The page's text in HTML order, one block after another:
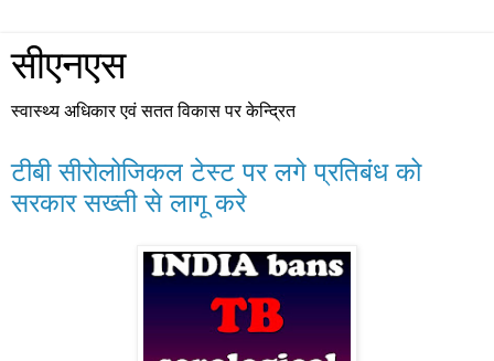
सीएनएस
स्वास्थ्य अधिकार एवं सतत विकास पर केन्द्रित
टीबी सीरोलोजिकल टेस्ट पर लगे प्रतिबंध को
सरकार सख्ती से लागू करे